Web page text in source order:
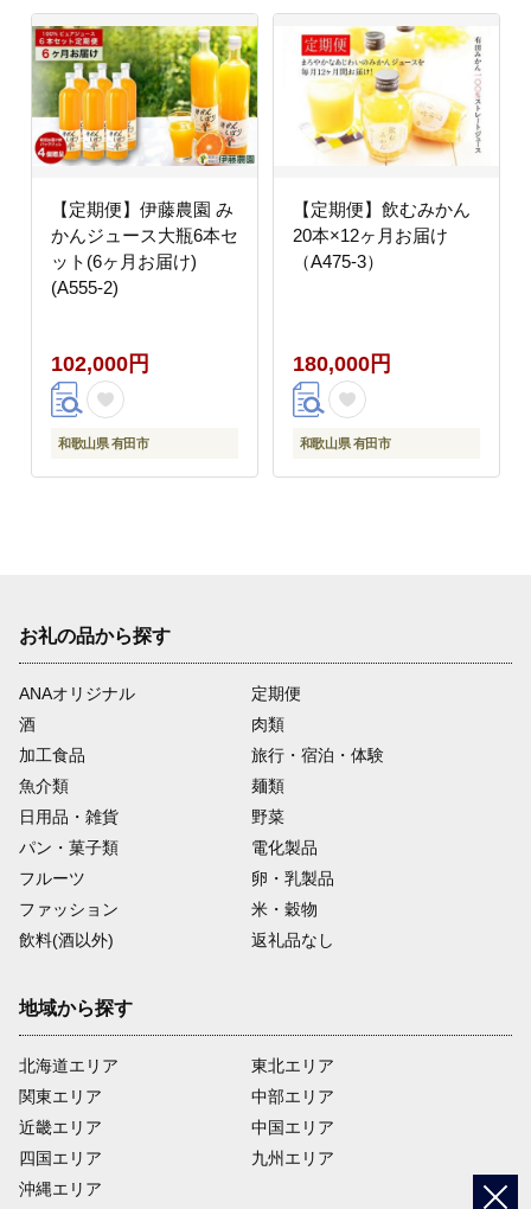
【定期便】伊藤農園 み
かんジュース大瓶6本セ
ット(6ヶ月お届け)
(A555-2)
102,000円
和歌山県 有田市
【定期便】飲むみかん
20本×12ヶ月お届け
（A475-3）
180,000円
和歌山県 有田市
お礼の品から探す
ANAオリジナル
定期便
酒
肉類
加工食品
旅行・宿泊・体験
魚介類
麺類
日用品・雑貨
野菜
パン・菓子類
電化製品
フルーツ
卵・乳製品
ファッション
米・穀物
飲料(酒以外)
返礼品なし
地域から探す
北海道エリア
関東エリア
近畿エリア
四国エリア
沖縄エリア
東北エリア
中部エリア
中国エリア
九州エリア